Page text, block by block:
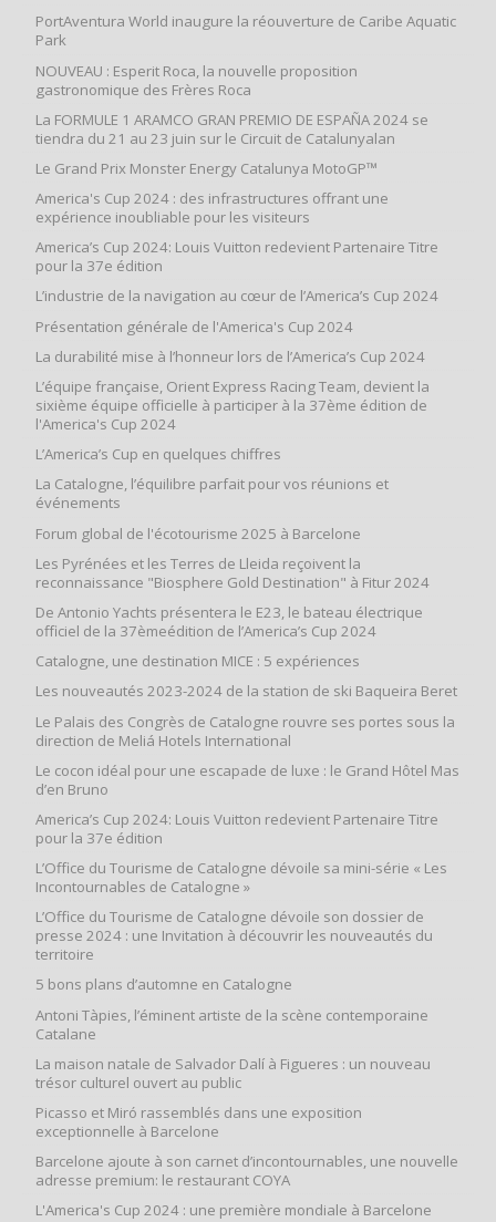
PortAventura World inaugure la réouverture de Caribe Aquatic
Park
NOUVEAU : Esperit Roca, la nouvelle proposition
gastronomique des Frères Roca
La FORMULE 1 ARAMCO GRAN PREMIO DE ESPAÑA 2024 se
tiendra du 21 au 23 juin sur le Circuit de Catalunyalan
Le Grand Prix Monster Energy Catalunya MotoGP™
America's Cup 2024 : des infrastructures offrant une
expérience inoubliable pour les visiteurs
America’s Cup 2024: Louis Vuitton redevient Partenaire Titre
pour la 37e édition
L’industrie de la navigation au cœur de l’America’s Cup 2024
Présentation générale de l'America's Cup 2024
La durabilité mise à l’honneur lors de l’America’s Cup 2024
L’équipe française, Orient Express Racing Team, devient la
sixième équipe officielle à participer à la 37ème édition de
l'America's Cup 2024
L’America’s Cup en quelques chiffres
La Catalogne, l’équilibre parfait pour vos réunions et
événements
Forum global de l'écotourisme 2025 à Barcelone
Les Pyrénées et les Terres de Lleida reçoivent la
reconnaissance "Biosphere Gold Destination" à Fitur 2024
De Antonio Yachts présentera le E23, le bateau électrique
officiel de la 37èmeédition de l’America’s Cup 2024
Catalogne, une destination MICE : 5 expériences
Les nouveautés 2023-2024 de la station de ski Baqueira Beret
Le Palais des Congrès de Catalogne rouvre ses portes sous la
direction de Meliá Hotels International
Le cocon idéal pour une escapade de luxe : le Grand Hôtel Mas
d’en Bruno
America’s Cup 2024: Louis Vuitton redevient Partenaire Titre
pour la 37e édition
L’Office du Tourisme de Catalogne dévoile sa mini-série « Les
Incontournables de Catalogne »
L’Office du Tourisme de Catalogne dévoile son dossier de
presse 2024 : une Invitation à découvrir les nouveautés du
territoire
5 bons plans d’automne en Catalogne
Antoni Tàpies, l’éminent artiste de la scène contemporaine
Catalane
La maison natale de Salvador Dalí à Figueres : un nouveau
trésor culturel ouvert au public
Picasso et Miró rassemblés dans une exposition
exceptionnelle à Barcelone
Barcelone ajoute à son carnet d’incontournables, une nouvelle
adresse premium: le restaurant COYA
L'America's Cup 2024 : une première mondiale à Barcelone